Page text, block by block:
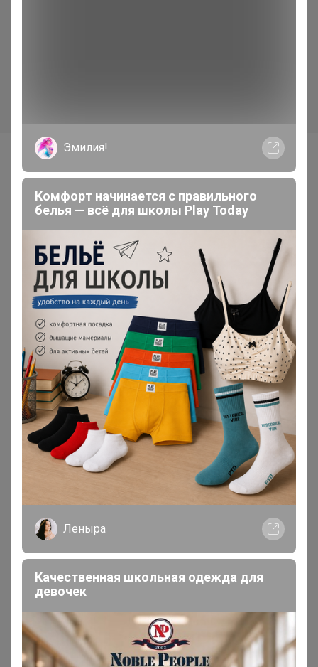
Самые желанные
46,44р
Бирки садовые, для
маркировки растений, 10.5
см, набор 20 шт., пластик,
МИКС, Greengo
Хит
182,32р
-35%
279,84р
Цена за 2 шт. Удобрение
органоминеральное
«Буйские удобрения», для
клубники, земляники, 1 кг
Информация о заказах доступна
Эмилия!
Комфорт начинается с правильного
белья — всё для школы Play Today
Леныра
Качественная школьная одежда для
девочек